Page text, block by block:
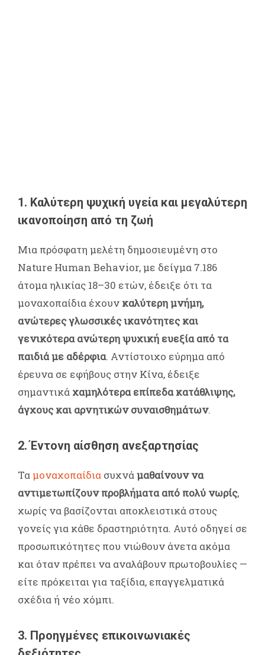
1. Καλύτερη ψυχική υγεία και μεγαλύτερη
ικανοποίηση από τη ζωή
Μια πρόσφατη μελέτη δημοσιευμένη στο
Nature Human Behavior, με δείγμα 7.186
άτομα ηλικίας 18–30 ετών, έδειξε ότι τα
μοναχοπαίδια έχουν καλύτερη μνήμη,
ανώτερες γλωσσικές ικανότητες και
γενικότερα ανώτερη ψυχική ευεξία από τα
παιδιά με αδέρφια. Αντίστοιχο εύρημα από
έρευνα σε εφήβους στην Κίνα, έδειξε
σημαντικά χαμηλότερα επίπεδα κατάθλιψης,
άγχους και αρνητικών συναισθημάτων.
2. Έντονη αίσθηση ανεξαρτησίας
Ταμοναχοπαίδια συχνάμαθαίνουν να
αντιμετωπίζουν προβλήματα από πολύ νωρίς,
χωρίς να βασίζονται αποκλειστικά στους
γονείς για κάθε δραστηριότητα. Αυτό οδηγεί σε
προσωπικότητες που νιώθουν άνετα ακόμα
και όταν πρέπει να αναλάβουν πρωτοβουλίες —
είτε πρόκειται για ταξίδια, επαγγελματικά
σχέδια ή νέο χόμπι.
3. Προηγμένες επικοινωνιακές